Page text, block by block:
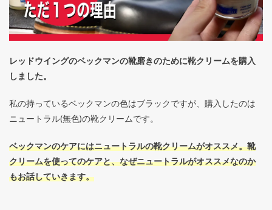
レッドウイングのベックマンの靴磨きのために靴クリームを購入
しました。
私の持っているベックマンの色はブラックですが、購入したのは
ニュートラル(無色)の靴クリームです。
ベックマンのケアにはニュートラルの靴クリームがオススメ。靴
クリームを使ってのケアと、なぜニュートラルがオススメなのか
もお話していきます。